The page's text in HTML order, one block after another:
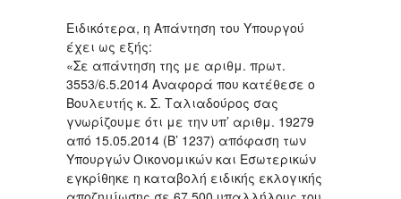
Ειδικότερα, η Απάντηση του Υπουργού
έχει ως εξής:
«Σε απάντηση της με αριθμ. πρωτ.
3553/6.5.2014 Αναφορά που κατέθεσε ο
Βουλευτής κ. Σ. Ταλιαδούρος σας
γνωρίζουμε ότι με την υπ’ αριθμ. 19279
από 15.05.2014 (Β’ 1237) απόφαση των
Υπουργών Οικονομικών και Εσωτερικών
εγκρίθηκε η καταβολή ειδικής εκλογικής